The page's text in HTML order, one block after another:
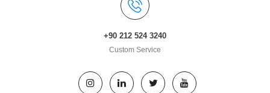
+90 212 524 3240
Custom Service